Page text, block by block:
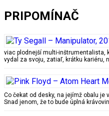
PRIPOMÍNAČ
viac plodnejší multi-inštrumentalista,
vydal za svoju, zatiaľ, krátku kariéru,
Co čekat od desky, na jejímž obalu je
Snad jenom, že to bude úplná